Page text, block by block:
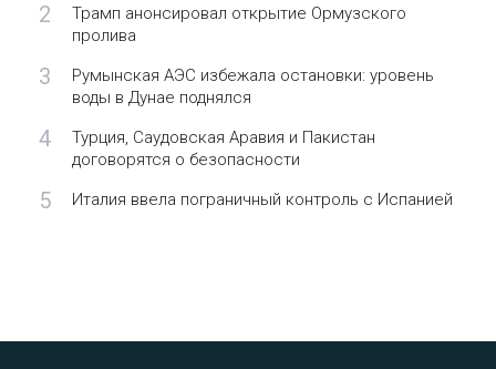
2
Трамп анонсировал открытие Ормузского
пролива
3
Румынская АЭС избежала остановки: уровень
воды в Дунае поднялся
4
Турция, Саудовская Аравия и Пакистан
договорятся о безопасности
5 Италия ввела пограничный контроль с Испанией